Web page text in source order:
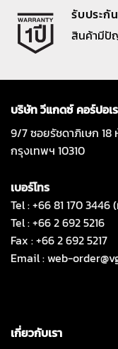
รับประกั
สินค้ามีปั
บริษัท วีแกดซ์ คอร์ปอเ
9/7 ซอยรัชดาภิเษก 18
กรุงเทพฯ 10310
เบอร์โทร
Tel : +66 81 170
Tel : +66 2 692 5216
Fax : +66 2 692 5217
Email :web-
เกี่ยวกับเรา